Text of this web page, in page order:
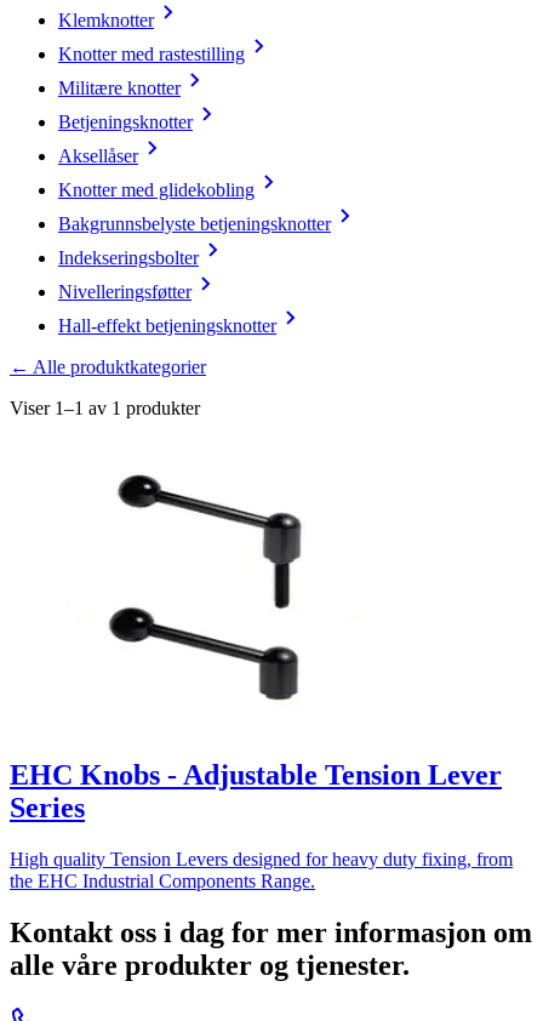
Klemknotter
Knotter med rastestilling
Militære knotter
Betjeningsknotter
Aksellåser
Knotter med glidekobling
Bakgrunnsbelyste betjeningsknotter
Indekseringsbolter
Nivelleringsføtter
Hall-effekt betjeningsknotter
← Alle produktkategorier
Viser 1–1 av 1 produkter
EHC Knobs - Adjustable Tension Lever
Series
High quality Tension Levers designed for heavy duty fixing, from
the EHC Industrial Components Range.
Kontakt oss i dag for mer informasjon om
alle våre produkter og tjenester.